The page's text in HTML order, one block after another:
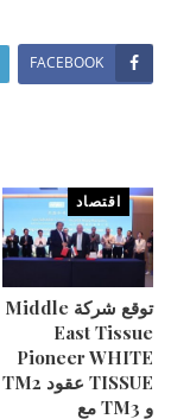
FACEBOOK
اقتصاد
توقع شركة Middle
East Tissue
Pioneer WHITE
TISSUE عقود TM2
و TM3 مع